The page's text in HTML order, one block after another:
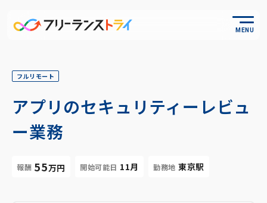
MENU
フルリモート
アプリのセキュリティーレビュ
ー業務
報酬 55万円 開始可能日 11月 勤務地 東京駅